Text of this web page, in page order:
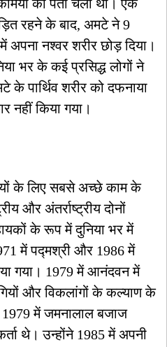
का पता चला था। एक
रहने के बाद, अमटे ने 9
नश्वर शरीर छोड़ दिया।
भर के कई प्रसिद्ध लोगों ने
के पार्थिव शरीर को दफनाया
नहीं किया गया।
के लिए सबसे अच्छे काम के
और अंतर्राष्ट्रीय दोनों
के रूप में दुनिया भर में
में पद्मश्री और 1986 में
गया। 1979 में आनंदवन में
और विकलांगों के कल्याण के
में जमनालाल बजाज
थे। उन्होंने 1985 में अपनी